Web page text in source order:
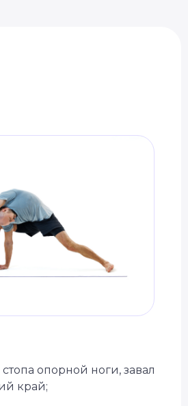
опорной ноги, завал
край;